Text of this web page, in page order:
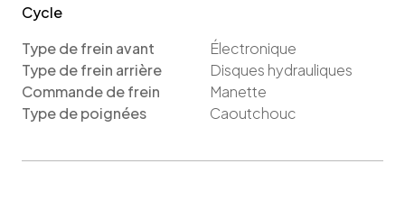
Cycle
Type de frein avant
Électronique
Type de frein arrière
Disques hydrauliques
Commande de frein
Manette
Type de poignées
Caoutchouc